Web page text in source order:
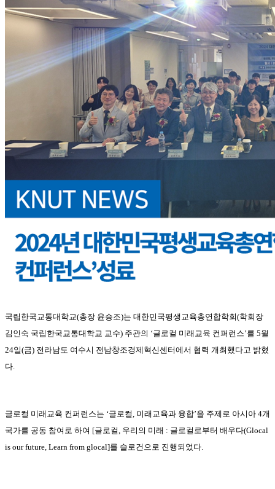
국립한국교통대학교(총장 윤승조)는 대한민국평생교육총연합학회(학회장
김인숙 국립한국교통대학교 교수) 주관의 ‘글로컬 미래교육 컨퍼런스’를 5월
24일(금) 전라남도 여수시 전남창조경제혁신센터에서 협력 개최했다고 밝혔
다.
글로컬 미래교육 컨퍼런스는 ‘글로컬, 미래교육과 융합’을 주제로 아시아 4개
국가를 공동 참여로 하여 [글로컬, 우리의 미래 : 글로컬로부터 배우다(Glocal
is our future, Learn from glocal]를 슬로건으로 진행되었다.